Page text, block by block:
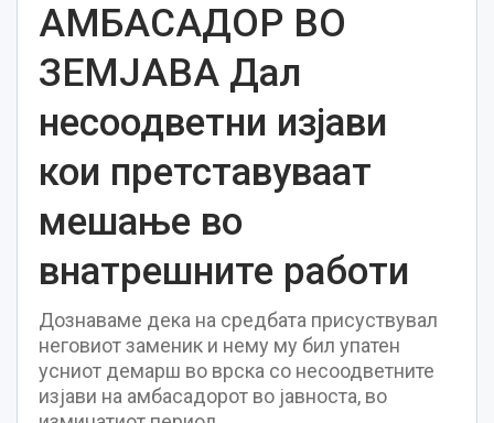
АМБАСАДОР ВО
ЗЕМЈАВА Дал
несоодветни изјави
кои претставуваат
мешање во
внатрешните работи
Дознаваме дека на средбата присуствувал
неговиот заменик и нему му бил упатен
усниот демарш во врска со несоодветните
изјави на амбасадорот во јавноста, во